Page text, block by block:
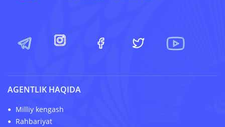
AGENTLIK HAQIDA
Milliy kengash
Rahbariyat